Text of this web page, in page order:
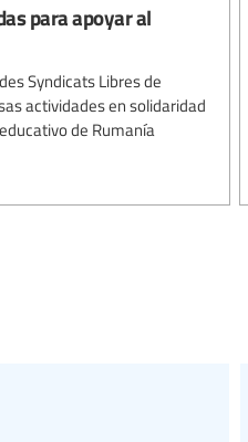
para apoyar al
Syndicats Libres de
actividades en solidaridad
de Rumanía